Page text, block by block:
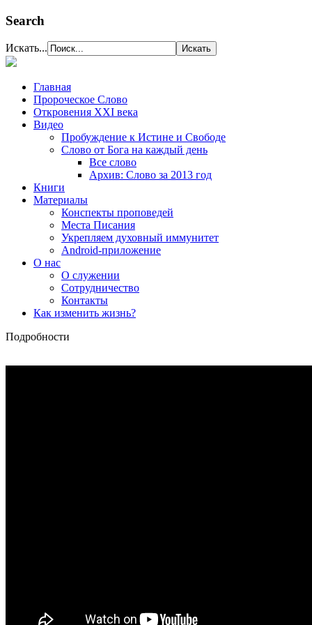
Search
Искать...
Главная
Пророческое Слово
Откровения ХХІ века
Видео
Пробуждение к Истине и Свободе
Слово от Бога на каждый день
Все слово
Архив: Слово за 2013 год
Книги
Материалы
Конспекты проповедей
Места Писания
Укрепляем духовный иммунитет
Android-приложение
О нас
О служении
Сотрудничество
Контакты
Как изменить жизнь?
Подробности